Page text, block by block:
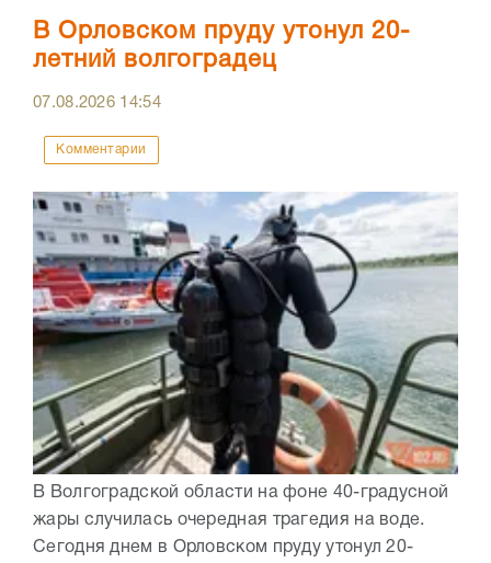
В Орловском пруду утонул 20-
летний волгоградец
07.08.2026 14:54
Комментарии
В Волгоградской области на фоне 40-градусной
жары случилась очередная трагедия на воде.
Сегодня днем в Орловском пруду утонул 20-